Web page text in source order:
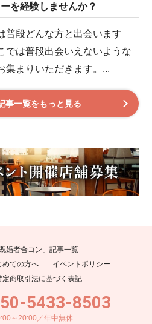
を経験しませんか？
普段どんな方と出会います
では普段出会いえないような
集まりいただきます。...
事一覧をもっと見る
既婚者合コン」記事一覧
めての方へ
イベントポリシー
定商取引法に基づく表記
5433-8503
～20:00／年中無休